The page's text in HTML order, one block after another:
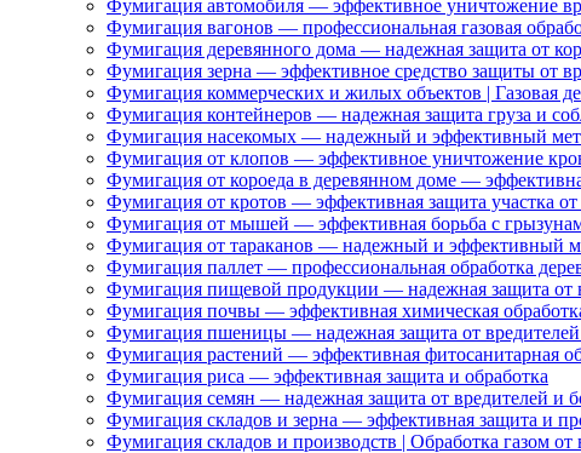
Фумигация автомобиля — эффективное уничтожение
Фумигация вагонов — профессиональная газовая
Фумигация деревянного дома — надежная защита от
Фумигация зерна — эффективное средство защиты от
Фумигация коммерческих и жилых объектов | Газовая
Фумигация контейнеров — надежная защита груза и
Фумигация насекомых — надежный и эффективный
Фумигация от клопов — эффективное уничтожение
Фумигация от короеда в деревянном доме —
Фумигация от кротов — эффективная защита участка от
Фумигация от мышей — эффективная борьба с
Фумигация от тараканов — надежный и эффективный
Фумигация паллет — профессиональная обработка
Фумигация пищевой продукции — надежная защита от
Фумигация почвы — эффективная химическая
Фумигация пшеницы — надежная защита от вредителей
Фумигация растений — эффективная фитосанитарная
Фумигация риса — эффективная защита и обработка
Фумигация семян — надежная защита от вредителей и
Фумигация складов и зерна — эффективная защита и
Фумигация складов и производств | Обработка газом от